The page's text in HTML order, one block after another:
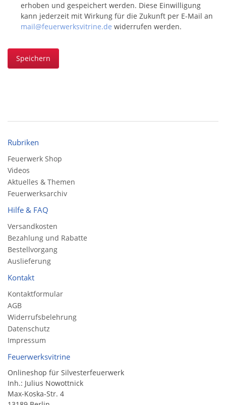
erhoben und gespeichert werden. Diese Einwilligung
kann jederzeit mit Wirkung für die Zukunft per E-Mail an
mail@feuerwerksvitrine.de widerrufen werden.
Speichern
Rubriken
Feuerwerk Shop
Videos
Aktuelles & Themen
Feuerwerksarchiv
Hilfe & FAQ
Versandkosten
Bezahlung und Rabatte
Bestellvorgang
Auslieferung
Kontakt
Kontaktformular
AGB
Widerrufsbelehrung
Datenschutz
Impressum
Feuerwerksvitrine
Onlineshop für Silvesterfeuerwerk
Inh.: Julius Nowottnick
Max-Koska-Str. 4